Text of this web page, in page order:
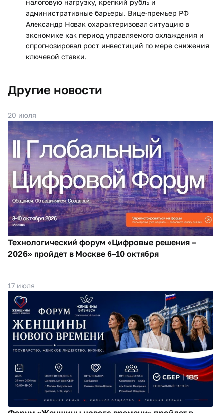
налоговую нагрузку, крепкий рубль и
административные барьеры. Вице-премьер РФ
Александр Новак охарактеризовал ситуацию в
экономике как период управляемого охлаждения и
спрогнозировал рост инвестиций по мере снижения
ключевой ставки.
Другие новости
20 июля
Технологический форум «Цифровые решения –
2026» пройдет в Москве 6–10 октября
17 июля